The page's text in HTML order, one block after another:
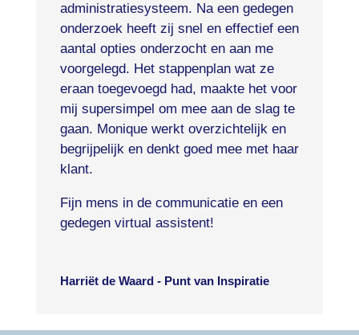
administratiesysteem. Na een gedegen
onderzoek heeft zij snel en effectief een
aantal opties onderzocht en aan me
voorgelegd. Het stappenplan wat ze
eraan toegevoegd had, maakte het voor
mij supersimpel om mee aan de slag te
gaan. Monique werkt overzichtelijk en
begrijpelijk en denkt goed mee met haar
klant.
Fijn mens in de communicatie en een
gedegen virtual assistent!
Harriët de Waard - Punt van Inspiratie